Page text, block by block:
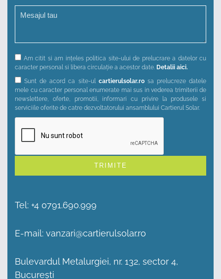
Am citit si am ințeles politica site-ului de prelucrare a datelor cu
caracter personal si libera circulație a acestor date. Detalii aici.
Sunt de acord ca site-ul cartierulsolar.rosa prelucreze datele
mele cu caracter personal enumerate mai sus in vederea trimiterii de
newslettere, oferte, promotii, informari cu privire la produsele si
serviciile oferite de catre dezvoltatorului ansamblului Cartierul Solar.
Tel: +4 0791.690.999
E-mail: vanzari@cartierulsolar.ro
Bulevardul Metalurgiei, nr. 132, sector 4,
București